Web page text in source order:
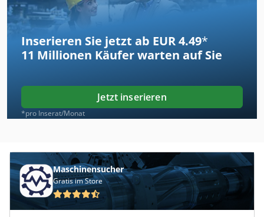
Inserieren Sie jetzt ab EUR 4.49*
11 Millionen Käufer warten auf Sie
Jetzt inserieren
*pro Inserat/Monat
Maschinensucher
Gratis im Store